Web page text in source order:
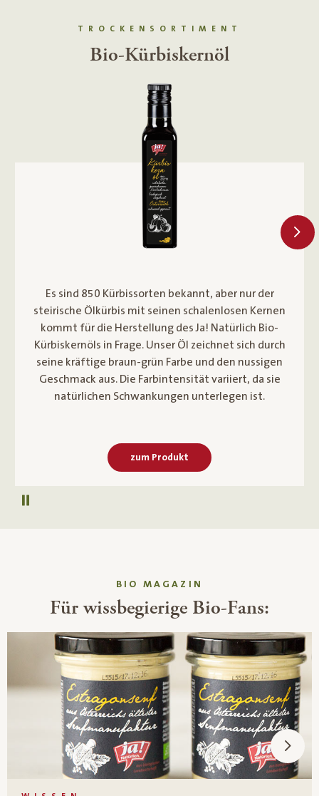
Autoplay pausieren
TROCKENSORTIMENT
Bio-Dinkelmehl glatt, Type 700
Das Bio-Getreide für unser Ja! Natürlich Bio-
Dinkelmehl glatt Type 700 stammt zu 100 % aus
Österreich und wird in der traditionellen
Rannersdorfer Bio-Mühle schonend vermahlen. Es
ist ein wahrer Allrounder und wird für Brot und
Gebäck, Teige verschiedenster Art sowie zum
Binden von Saucen verwendet.
zum Produkt
BIO MAGAZIN
Für wissbegierige Bio-Fans: